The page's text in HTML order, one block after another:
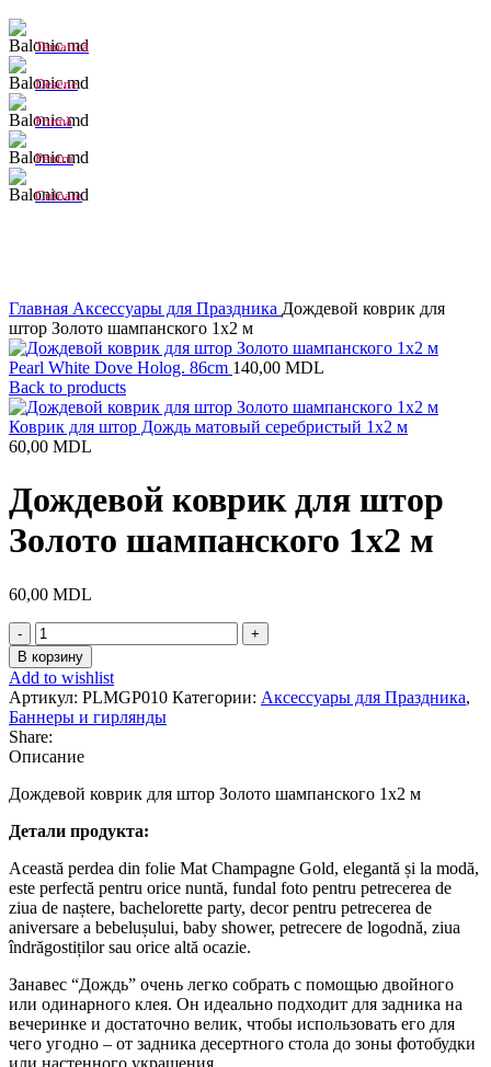
Tematică
Desene
Formă
Pentru
Culoare
Главная Аксессуары для Праздника Дождевой коврик для
штор Золото шампанского 1х2 м
Pearl White Dove Holog. 86cm 140,00 MDL
Back to products
Коврик для штор Дождь матовый серебристый 1х2 м
60,00 MDL
Дождевой коврик для штор
Золото шампанского 1х2 м
60,00 MDL
Количество
товара
Дождевой
коврик
для
штор
Золото
шампанского
1х2
м
В корзину
Add to wishlist
Артикул: PLMGP010 Категории: Аксессуары для Праздника,
Баннеры и гирлянды
Share:
Описание
Дождевой коврик для штор Золото шампанского 1х2 м
Детали продукта:
Această perdea din folie Mat Champagne Gold, elegantă și la modă,
este perfectă pentru orice nuntă, fundal foto pentru petrecerea de
ziua de naștere, bachelorette party, decor pentru petrecerea de
aniversare a bebelușului, baby shower, petrecere de logodnă, ziua
îndrăgostiților sau orice altă ocazie.
Занавес “Дождь” очень легко собрать с помощью двойного
или одинарного клея. Он идеально подходит для задника на
вечеринке и достаточно велик, чтобы использовать его для
чего угодно – от задника десертного стола до зоны фотобудки
или настенного украшения.